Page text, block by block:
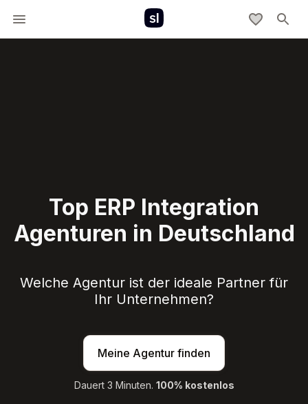
Top ERP Integration
Agenturen in Deutschland
Welche Agentur ist der ideale Partner für
Ihr Unternehmen?
Meine Agentur finden
Dauert 3 Minuten. 100% kostenlos